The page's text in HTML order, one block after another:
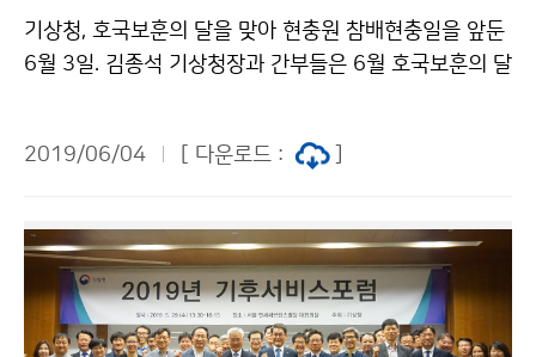
기상청, 호국보훈의 달을 맞아 현충원 참배현충일을 앞둔
6월 3일. 김종석 기상청장과 간부들은 6월 호국보훈의 달
니다.
2019/06/04 [ 다운로드 :